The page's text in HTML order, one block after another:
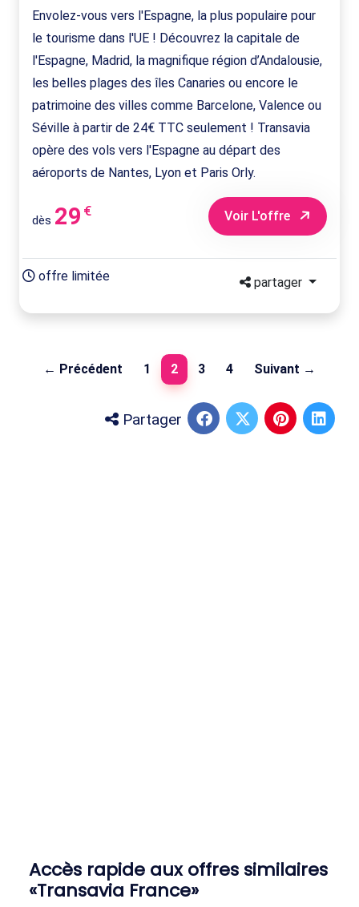
Envolez-vous vers l'Espagne, la plus populaire pour
le tourisme dans l'UE ! Découvrez la capitale de
l'Espagne, Madrid, la magnifique région d’Andalousie,
les belles plages des îles Canaries ou encore le
patrimoine des villes comme Barcelone, Valence ou
Séville à partir de 24€ TTC seulement ! Transavia
opère des vols vers l'Espagne au départ des
aéroports de Nantes, Lyon et Paris Orly.
dès 29 € Voir L'offre
offre limitée partager
← Précédent 1 2(current)
3 4 Suivant →
Partager
Accès rapide aux offres similaires
«Transavia France»